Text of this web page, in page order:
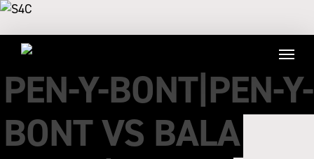
PEN-Y-BONT|PEN-Y-
BONT VS BALA